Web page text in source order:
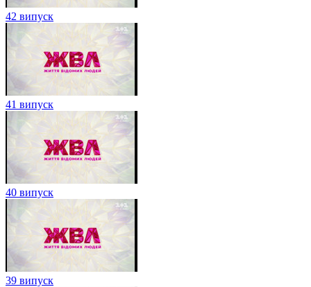
42 випуск
41 випуск
40 випуск
39 випуск